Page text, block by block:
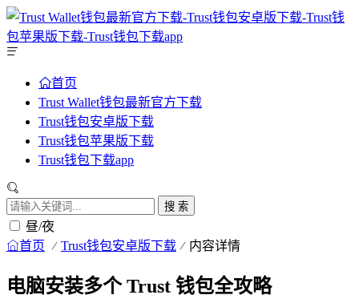
首页
Trust Wallet钱包最新官方下载
Trust钱包安卓版下载
Trust钱包苹果版下载
Trust钱包下载app
搜 索
昼/夜
首页 Trust钱包安卓版下载 内容详情
电脑安装多个 Trust 钱包全攻略